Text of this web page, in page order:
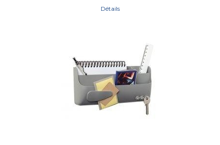
Détails